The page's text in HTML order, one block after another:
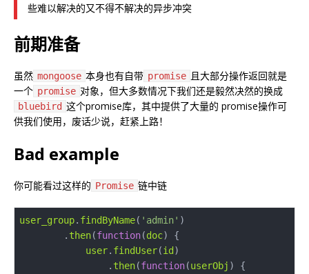
些难以解决的又不得不解决的异步冲突
前期准备
虽然 mongoose 本身也有自带 promise 且大部分操作返回就是
一个 promise 对象，但大多数情况下我们还是毅然决然的换成
bluebird 这个promise库，其中提供了大量的 promise操作可
供我们使用，废话少说，赶紧上路！
Bad example
你可能看过这样的 Promise 链中链
user_group. findByName( 'admin'
        .
then(function(doc)
user. findUser(id
                .
then(function(userObj )